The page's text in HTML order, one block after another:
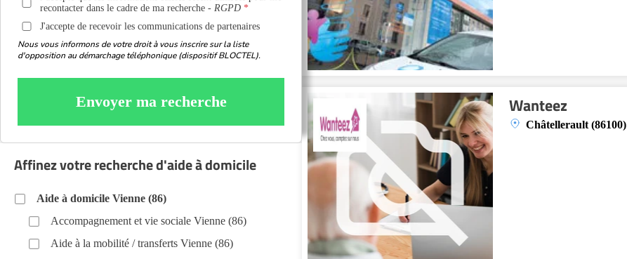
Wanteez
Châtellerault (86100)
recontacter dans le cadre de ma recherche -RGPD
J'accepte de recevoir les communications de partenaires
Nous vous informons de votre droit à vous inscrire sur la liste
d'opposition au démarchage téléphonique (dispositif BLOCTEL).
Envoyer ma recherche
Affinez votre recherche d'aide à domicile
Aide à domicile Vienne (86)
Accompagnement et vie sociale Vienne (86)
Aide à la mobilité / transferts Vienne (86)